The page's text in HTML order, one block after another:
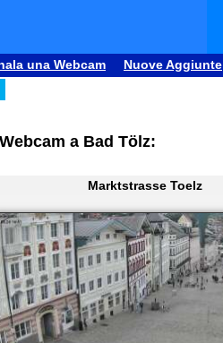
una Webcam Nuove Aggiunte
a Bad Tölz:
Marktstrasse Toelz